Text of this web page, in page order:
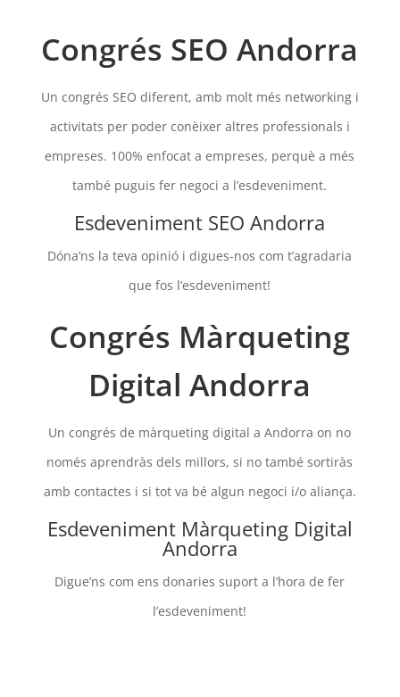
Congrés SEO Andorra
Un congrés SEO diferent, amb molt més networking i
activitats per poder conèixer altres professionals i
empreses. 100% enfocat a empreses, perquè a més
també puguis fer negoci a l’esdeveniment.
Esdeveniment SEO Andorra
Dóna’ns la teva opinió i digues-nos com t’agradaria
que fos l’esdeveniment!
Congrés Màrqueting
Digital Andorra
Un congrés de màrqueting digital a Andorra on no
només aprendràs dels millors, si no també sortiràs
amb contactes i si tot va bé algun negoci i/o aliança.
Esdeveniment Màrqueting Digital
Andorra
Digue’ns com ens donaries suport a l’hora de fer
l’esdeveniment!